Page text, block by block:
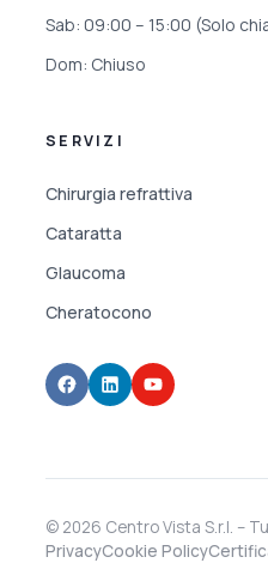
Sab: 09:00 – 15:00 (Solo
Dom: Chiuso
SERVIZI
Chirurgia refrattiva
Cataratta
Glaucoma
Cheratocono
© 2026 Centro Vista S.r.l. –
PrivacyCookie Policy